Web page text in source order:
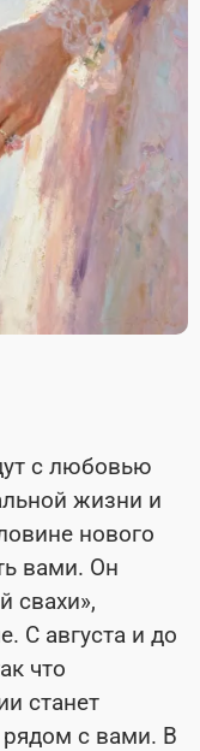
с любовью
жизни и
нового
вами. Он
свахи»,
С августа и до
что
станет
рядом с вами. В